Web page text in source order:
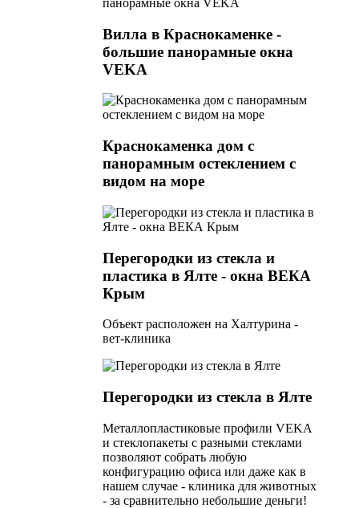
Вилла в Краснокаменке -
большие панорамные окна
VEKA
Краснокаменка дом с
панорамным остеклением с
видом на море
Перегородки из стекла и
пластика в Ялте - окна ВЕКА
Крым
Объект расположен на Халтурина -
вет-клиника
Перегородки из стекла в Ялте
Металлопластиковые профили VEKA
и стеклопакеты с разными стеклами
позволяют собрать любую
конфигурацию офиса или даже как в
нашем случае - клиника для животных
- за сравнительно небольшие деньги!